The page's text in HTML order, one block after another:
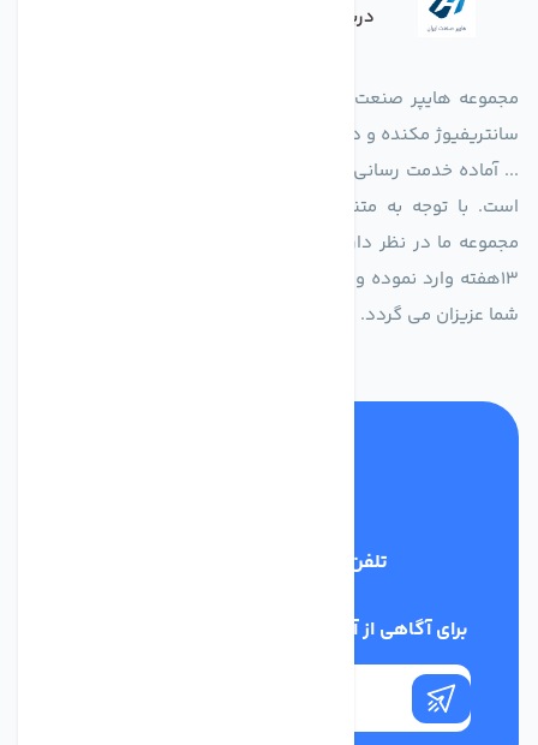
درباره فروشگاه
مجموعه هایپر صنعت ایران در امر تولید و واردات انواع فن های
سانتریفیوژ مکنده و دمنده آکسیال، سقفی، بین کانالی، مرغداری و
... آماده خدمت رسانی به شرکت های تولیدی، صنعتی و ساختمانی
است. با توجه به متنوع بودن فن های تولیدی کمپانی اروپایی
مجموعه ما در نظر دارد کالاهای تخصصی شما عزیزان رو در صرف
13هفته وارد نموده و این عمر باعث صرفه جویی در هزینه و زمان
شما عزیزان می گردد.
تلفن پشتیبانی
برای آگاهی از آخرین اخبار در خبرنامه ما عضو شوید